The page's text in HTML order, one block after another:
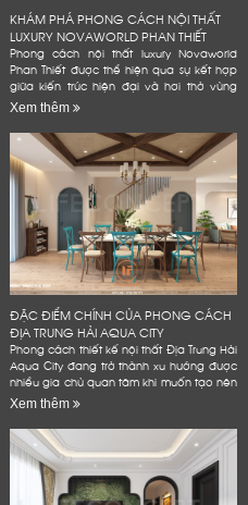
KHÁM PHÁ PHONG CÁCH NỘI THẤT
LUXURY NOVAWORLD PHAN THIẾT
Phong cách nội thất luxury Novaworld
Phan Thiết được thể hiện qua sự kết hợp
giữa kiến trúc hiện đại và hơi thở vùng
biển.
Xem thêm
ĐẶC ĐIỂM CHÍNH CỦA PHONG CÁCH
ĐỊA TRUNG HẢI AQUA CITY
Phong cách thiết kế nội thất Địa Trung Hải
Aqua City đang trở thành xu hướng được
nhiều gia chủ quan tâm khi muốn tạo nên
không gian sống đẳng cấp
Xem thêm